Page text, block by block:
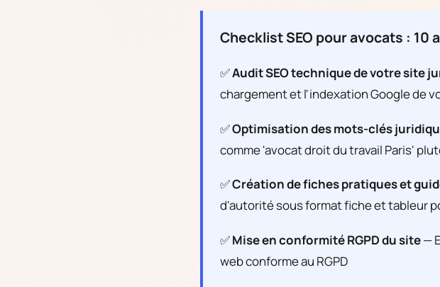
Checklist SEO pour avocats :
✅Audit SEO technique de votre site
chargement et l'indexation Google de
✅Optimisation des mots-clés
comme 'avocat droit du travail Paris'
✅Création de fiches pratiques et
d'autorité sous format fiche et tableur
✅Mise en conformité RGPD du site—
web conforme au RGPD